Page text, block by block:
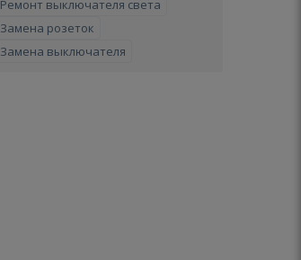
Ремонт выключателя света
Замена розеток
Замена выключателя